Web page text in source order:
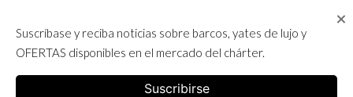
content
ALQUILER DE YATES EN IBIZA
Suscríbase y reciba noticias sobre barcos, yates de lujo y
OFERTAS disponibles en el mercado del chárter.
Suscribirse